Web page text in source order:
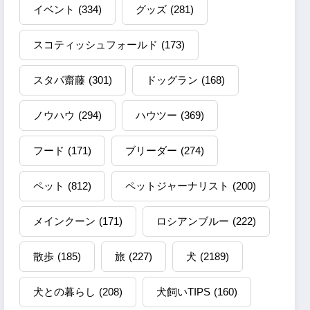
イベント (334) グッズ (281)
スコティッシュフォールド (173)
スタパ齋藤 (301) ドッグラン (168)
ノウハウ (294) ハウツー (369)
フード (171) ブリーダー (274)
ペット (812) ペットジャーナリスト (200)
メインクーン (171) ロシアンブルー (222)
散歩 (185) 旅 (227) 犬 (2189)
犬との暮らし (208) 犬飼いTIPS (160)